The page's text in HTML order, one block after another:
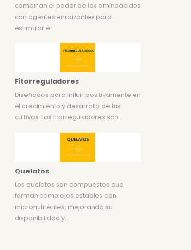
combinan el poder de los aminoácidos
con agentes enraizantes para
estimular el...
Fitorreguladores
Diseñados para influir positivamente en
el crecimiento y desarrollo de tus
cultivos. Los fitorreguladores son...
Quelatos
Los quelatos son compuestos que
forman complejos estables con
micronutrientes, mejorando su
disponibilidad y...